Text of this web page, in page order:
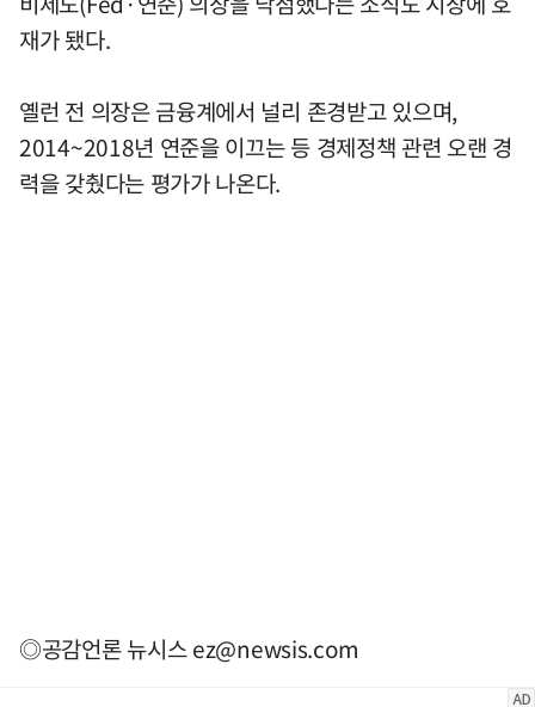
재가 됐다.
옐런 전 의장은 금융계에서 널리 존경받고 있으며,
2014~2018년 연준을 이끄는 등 경제정책 관련 오랜 경
력을 갖췄다는 평가가 나온다.
◎공감언론 뉴시스ez@newsis.com